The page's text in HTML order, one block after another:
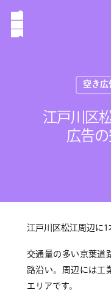
空き広
江戸川区
広告
江戸川区松江周辺に
交通量の多い京葉道
路沿い。周辺には工
エリアです。